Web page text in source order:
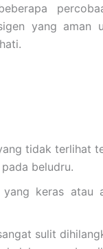
yang aman
tidak terlihat
beludru.
yang keras atau
sulit